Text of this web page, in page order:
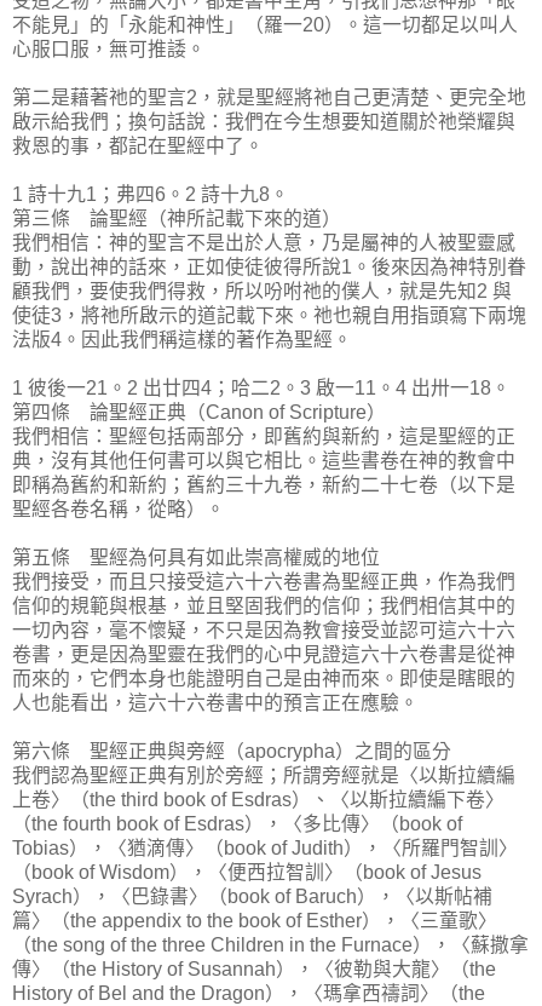
不能見」的「永能和神性」（羅一20）。這一切都足以叫人
心服口服，無可推諉。
第二是藉著祂的聖言2，就是聖經將祂自己更清楚、更完全地
啟示給我們；換句話說：我們在今生想要知道關於祂榮耀與
救恩的事，都記在聖經中了。
1 詩十九1；弗四6。2 詩十九8。
第三條 論聖經（神所記載下來的道）
我們相信：神的聖言不是出於人意，乃是屬神的人被聖靈感
動，說出神的話來，正如使徒彼得所說1。後來因為神特別眷
顧我們，要使我們得救，所以吩咐祂的僕人，就是先知2 與
使徒3，將祂所啟示的道記載下來。祂也親自用指頭寫下兩塊
法版4。因此我們稱這樣的著作為聖經。
1 彼後一21。2 出廿四4；哈二2。3 啟一11。4 出卅一18。
第四條 論聖經正典（Canon of Scripture）
我們相信：聖經包括兩部分，即舊約與新約，這是聖經的正
典，沒有其他任何書可以與它相比。這些書卷在神的教會中
即稱為舊約和新約；舊約三十九卷，新約二十七卷（以下是
聖經各卷名稱，從略）。
第五條 聖經為何具有如此崇高權威的地位
我們接受，而且只接受這六十六卷書為聖經正典，作為我們
信仰的規範與根基，並且堅固我們的信仰；我們相信其中的
一切內容，毫不懷疑，不只是因為教會接受並認可這六十六
卷書，更是因為聖靈在我們的心中見證這六十六卷書是從神
而來的，它們本身也能證明自己是由神而來。即使是瞎眼的
人也能看出，這六十六卷書中的預言正在應驗。
第六條 聖經正典與旁經（apocrypha）之間的區分
我們認為聖經正典有別於旁經；所謂旁經就是〈以斯拉續編
上卷〉（the third book of Esdras）、〈以斯拉續編下卷〉
（the fourth book of Esdras），〈多比傳〉（book of
Tobias），〈猶滴傳〉（book of Judith），〈所羅門智訓〉
（book of Wisdom），〈便西拉智訓〉（book of Jesus
Syrach），〈巴錄書〉（book of Baruch），〈以斯帖補
篇〉（the appendix to the book of Esther），〈三童歌〉
（the song of the three Children in the Furnace），〈蘇撒拿
傳〉（the History of Susannah），〈彼勒與大龍〉（the
History of Bel and the Dragon），〈瑪拿西禱詞〉（the